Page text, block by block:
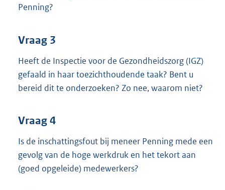
Penning?
Vraag 3
Heeft de Inspectie voor de Gezondheidszorg (IGZ)
gefaald in haar toezichthoudende taak? Bent u
bereid dit te onderzoeken? Zo nee, waarom niet?
Vraag 4
Is de inschattingsfout bij meneer Penning mede een
gevolg van de hoge werkdruk en het tekort aan
(goed opgeleide) medewerkers?